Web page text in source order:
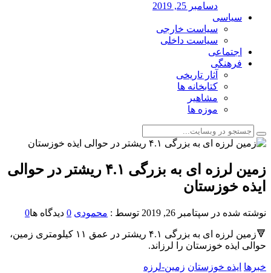
دسامبر 25, 2019
سیاسی
سیاست خارجی
سیاست داخلی
اجتماعی
فرهنگی
آثار تاریخی
کتابخانه ها
مشاهیر
موزه ها
زمین لرزه ای به بزرگی ۴.۱ ریشتر در حوالی
ایذه خوزستان
نوشته شده در سپتامبر 26, 2019 توسط : محمودی 0 دیدگاه ها0
🔻زمین لرزه ای به بزرگی ۴.۱ ریشتر در عمق ۱۱ کیلومتری زمین،
حوالی ایذه خوزستان را لرزاند.
خبرها ایذه خوزستان زمین-لرزه